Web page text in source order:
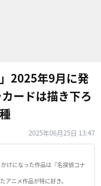
2025年9月に発
ードは描き下ろ
2025年06月25日 13:47
けになった作品は『名探偵コナ
アニメ作品が特に好き。